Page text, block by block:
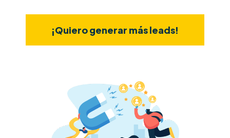
¡Quiero generar más leads!